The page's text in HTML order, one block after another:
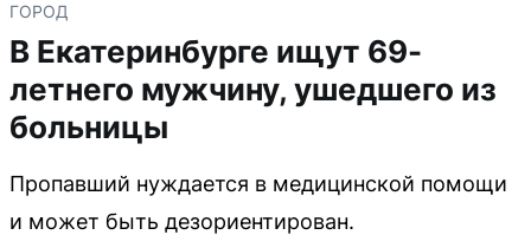
ГОРОД
В Екатеринбурге ищут 69-
летнего мужчину, ушедшего из
больницы
Пропавший нуждается в медицинской помощи
и может быть дезориентирован.